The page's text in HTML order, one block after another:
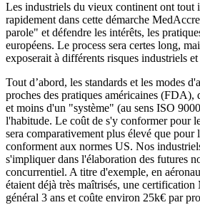
Les industriels du vieux continent ont tout
rapidement dans cette démarche
parole" et défendre les intérêts, les
européens. Le process sera certes long,
exposerait à différents risques industriels
Tout d’abord, les standards et les modes
proches des pratiques américaines (FDA),
et moins d'un "système" (au sens ISO
l'habitude. Le coût de s'y conformer pour
sera comparativement plus élevé que pour
conforment aux normes US. Nos
s'impliquer dans l'élaboration des futures
concurrentiel. A titre d'exemple, en
étaient déjà très maîtrisés, une
général 3 ans et coûte environ 25k€ par